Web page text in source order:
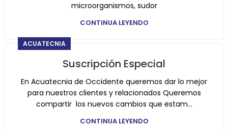
microorganismos, sudor
CONTINUA LEYENDO
ACUATECNIA
Suscripción Especial
En Acuatecnia de Occidente queremos dar lo mejor
para nuestros clientes y relacionados Queremos
compartir los nuevos cambios que estam...
CONTINUA LEYENDO